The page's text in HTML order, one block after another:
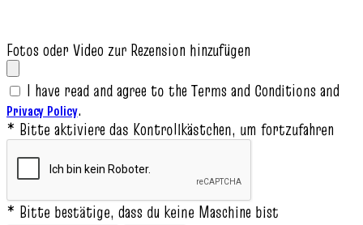
Fotos oder Video zur Rezension hinzufügen
I have read and agree to the Terms and Conditions and
Privacy Policy.
* Bitte aktiviere das Kontrollkästchen, um fortzufahren
* Bitte bestätige, dass du keine Maschine bist